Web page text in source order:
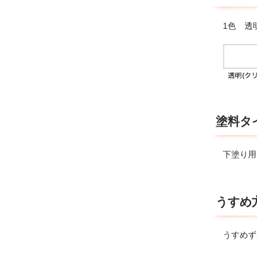
1色 透
塗料タ
下塗り
うすめ
うすめ